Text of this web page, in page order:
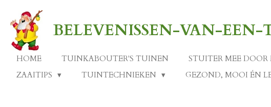
direct
naar
de
hoofdinhoud
BELEVENISSEN-VAN-
HOME TUINKABOUTER'S TUINEN STUITER MEE
ZAAITIPS
TUINTECHNIEKEN GEZOND, MOOI ÉN